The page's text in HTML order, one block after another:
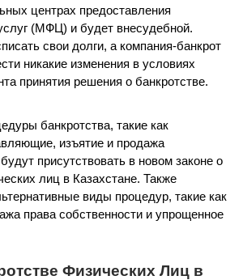
центрах предоставления
(МФЦ) и будет внесудебной.
свои долги, а компания-банкрот
никакие изменения в условиях
принятия решения о банкротстве.
банкротства, такие как
изъятие и продажа
присутствовать в новом законе о
лиц в Казахстане. Также
виды процедур, такие как
права собственности и упрощенное
Физических Лиц в